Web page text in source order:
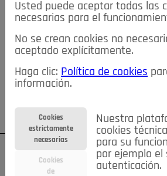
≡NOTICIAS
NOTICIAS SERVICIOS DE INTERÉS
TABLÓN DE ANUNCIOS MIS ANUNCIOS
NOSOTROS
Su cuenta Regístrese ¿Olvidó
Usted puede aceptar todas las
necesarias para el
No se crean cookies no
aceptado explícitamente.
Haga clic: Política de cookies
información.
Cookies
estrictamente
necesarias
Cookies
de
Nuestra
cookies
para su
por ejemplo el
autenticación.